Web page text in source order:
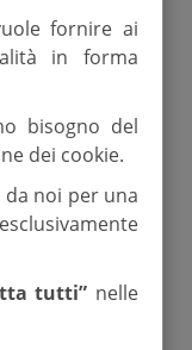
in
of the
fornire ai
in forma
bisogno del
dei cookie.
noi per una
tutti” nelle